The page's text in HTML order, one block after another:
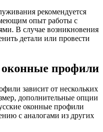
рекомендуется
опыт работы с
В случае возникновения
детали или провести
оконные профили
зависит от нескольких
дополнительные опции
оконные профили
с аналогами из других